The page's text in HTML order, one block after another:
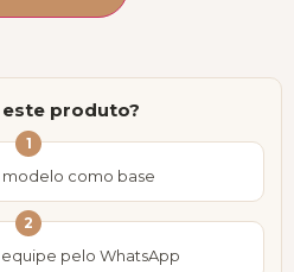
produto?
1
modelo como base
2
pelo WhatsApp